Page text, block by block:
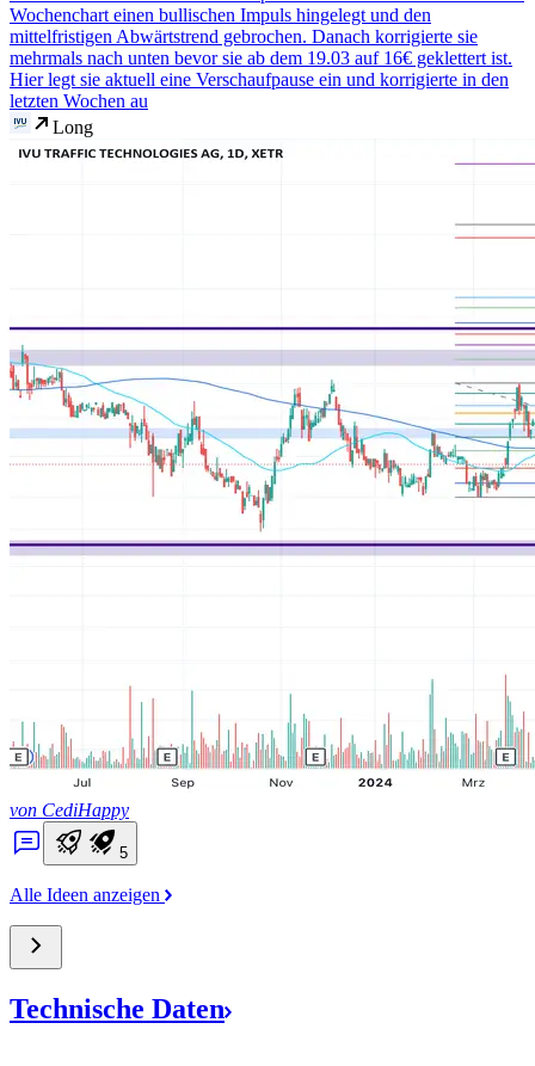
Wochenchart einen bullischen Impuls hingelegt und den
mittelfristigen Abwärtstrend gebrochen. Danach korrigierte sie
mehrmals nach unten bevor sie ab dem 19.03 auf 16€ geklettert ist.
Hier legt sie aktuell eine Verschaufpause ein und korrigierte in den
letzten Wochen au
Long
von CediHappy
5
Alle Ideen anzeigen
Technische Daten